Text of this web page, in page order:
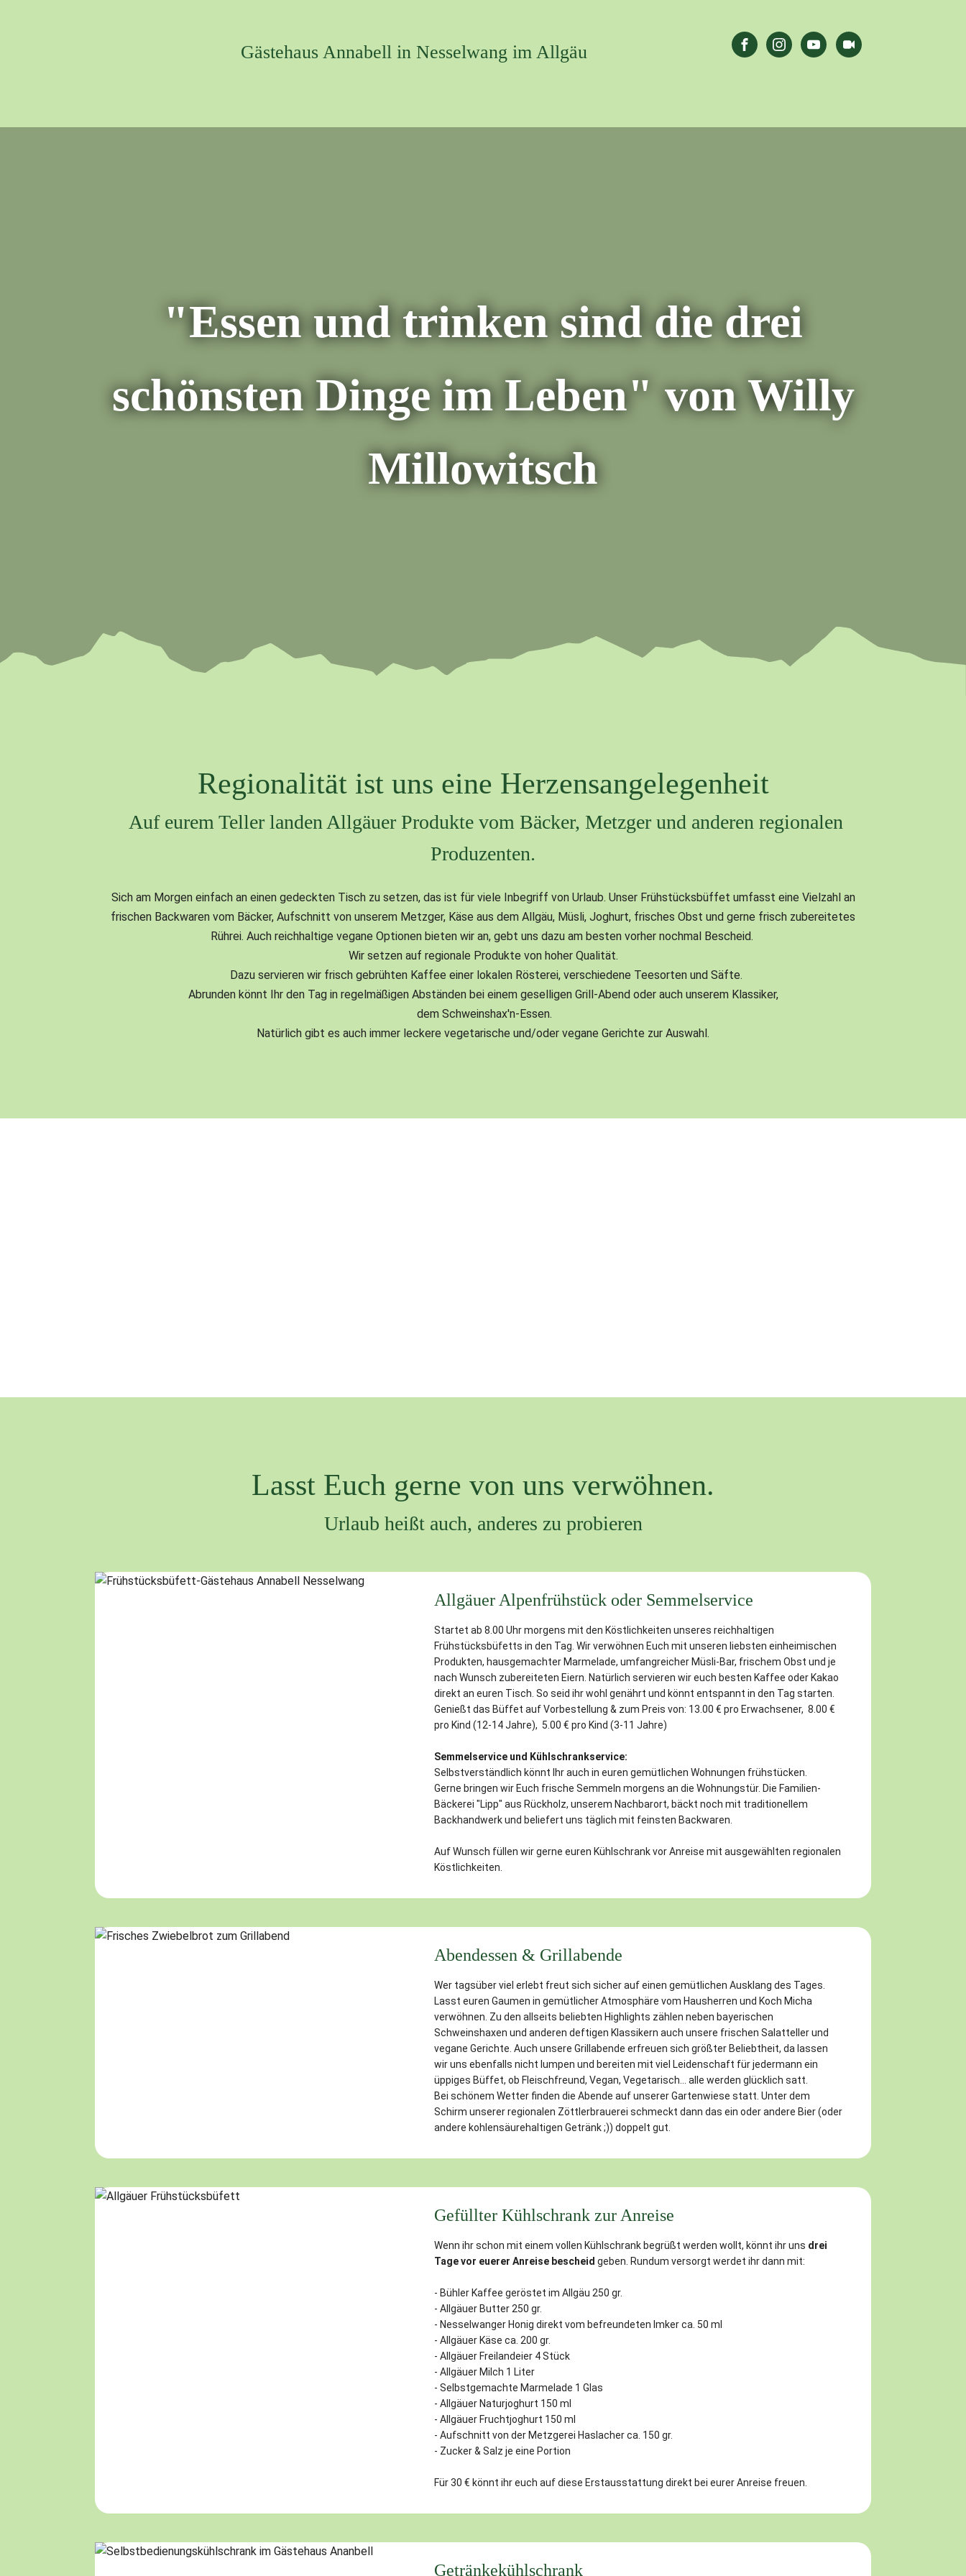
Gästehaus Annabell in Nesselwang im Allgäu
"Essen und trinken sind die drei
schönsten Dinge im Leben" von Willy
Millowitsch
Regionalität ist uns eine Herzensangelegenheit
Auf eurem Teller landen Allgäuer Produkte vom Bäcker, Metzger und anderen regionalen
Produzenten.
Sich am Morgen einfach an einen gedeckten Tisch zu setzen, das ist für viele Inbegriff von Urlaub. Unser Frühstücksbüffet umfasst eine Vielzahl an
frischen Backwaren vom Bäcker, Aufschnitt von unserem Metzger, Käse aus dem Allgäu, Müsli, Joghurt, frisches Obst und gerne frisch zubereitetes
Rührei. Auch reichhaltige vegane Optionen bieten wir an, gebt uns dazu am besten vorher nochmal Bescheid.
Wir setzen auf regionale Produkte von hoher Qualität.
Dazu servieren wir frisch gebrühten Kaffee einer lokalen Rösterei, verschiedene Teesorten und Säfte.
Abrunden könnt Ihr den Tag in regelmäßigen Abständen bei einem geselligen Grill-Abend oder auch unserem Klassiker,
dem Schweinshax'n-Essen.
Natürlich gibt es auch immer leckere vegetarische und/oder vegane Gerichte zur Auswahl.
Lasst Euch gerne von uns verwöhnen.
Urlaub heißt auch, anderes zu probieren
Allgäuer Alpenfrühstück oder Semmelservice
Startet ab 8.00 Uhr morgens mit den Köstlichkeiten unseres reichhaltigen
Frühstücksbüfetts in den Tag. Wir verwöhnen Euch mit unseren liebsten einheimischen
Produkten, hausgemachter Marmelade, umfangreicher Müsli-Bar, frischem Obst und je
nach Wunsch zubereiteten Eiern. Natürlich servieren wir euch besten Kaffee oder Kakao
direkt an euren Tisch. So seid ihr wohl genährt und könnt entspannt in den Tag starten.
Genießt das Büffet auf Vorbestellung & zum Preis von: 13.00 € pro Erwachsener, 8.00 €
pro Kind (12-14 Jahre), 5.00 € pro Kind (3-11 Jahre)
Semmelservice und Kühlschrankservice:
Selbstverständlich könnt Ihr auch in euren gemütlichen Wohnungen frühstücken.
Gerne bringen wir Euch frische Semmeln morgens an die Wohnungstür. Die Familien-
Bäckerei "Lipp" aus Rückholz, unserem Nachbarort, bäckt noch mit traditionellem
Backhandwerk und beliefert uns täglich mit feinsten Backwaren.
Auf Wunsch füllen wir gerne euren Kühlschrank vor Anreise mit ausgewählten regionalen
Köstlichkeiten.
Abendessen & Grillabende
Wer tagsüber viel erlebt freut sich sicher auf einen gemütlichen Ausklang des Tages.
Lasst euren Gaumen in gemütlicher Atmosphäre vom Hausherren und Koch Micha
verwöhnen. Zu den allseits beliebten Highlights zählen neben bayerischen
Schweinshaxen und anderen deftigen Klassikern auch unsere frischen Salatteller und
vegane Gerichte. Auch unsere Grillabende erfreuen sich größter Beliebtheit, da lassen
wir uns ebenfalls nicht lumpen und bereiten mit viel Leidenschaft für jedermann ein
üppiges Büffet, ob Fleischfreund, Vegan, Vegetarisch... alle werden glücklich satt.
Bei schönem Wetter finden die Abende auf unserer Gartenwiese statt. Unter dem
Schirm unserer regionalen Zöttlerbrauerei schmeckt dann das ein oder andere Bier (oder
andere kohlensäurehaltigen Getränk ;)) doppelt gut.
Gefüllter Kühlschrank zur Anreise
Wenn ihr schon mit einem vollen Kühlschrank begrüßt werden wollt, könnt ihr uns drei
Tage vor euerer Anreise bescheid geben. Rundum versorgt werdet ihr dann mit:
- Bühler Kaffee geröstet im Allgäu 250 gr.
- Allgäuer Butter 250 gr.
- Nesselwanger Honig direkt vom befreundeten Imker ca. 50 ml
- Allgäuer Käse ca. 200 gr.
- Allgäuer Freilandeier 4 Stück
- Allgäuer Milch 1 Liter
- Selbstgemachte Marmelade 1 Glas
- Allgäuer Naturjoghurt 150 ml
- Allgäuer Fruchtjoghurt 150 ml
- Aufschnitt von der Metzgerei Haslacher ca. 150 gr.
- Zucker & Salz je eine Portion
Für 30 € könnt ihr euch auf diese Erstausstattung direkt bei eurer Anreise freuen.
Getränkekühlschrank